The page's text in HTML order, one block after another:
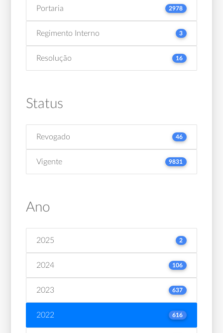
Portaria 2978
Regimento Interno 3
Resolução 16
Status
Revogado 46
Vigente 9831
Ano
2025 2
2024 106
2023 637
2022 616